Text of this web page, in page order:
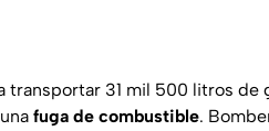
transportar 31 mil 500 litros de
fuga de combustible.